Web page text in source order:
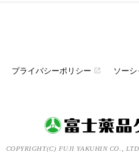
プライバシーポリシー open_in_new ソー
COPYRIGHT(C) FUJI YAKUHIN CO.,